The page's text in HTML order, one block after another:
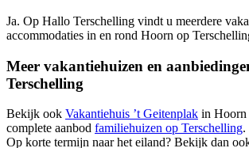
Ja. Op Hallo Terschelling vindt u meerdere
accommodaties in en rond Hoorn op
Meer vakantiehuizen en
Terschelling
Bekijk ook Vakantiehuis ’t Geitenplak in Hoorn
complete aanbod familiehuizen op Terschelling.
Op korte termijn naar het eiland? Bekijk dan